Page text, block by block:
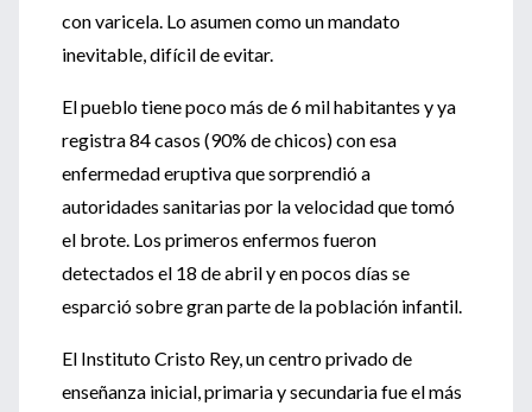
con varicela. Lo asumen como un mandato
inevitable, difícil de evitar.
El pueblo tiene poco más de 6 mil habitantes y ya
registra 84 casos (90% de chicos) con esa
enfermedad eruptiva que sorprendió a
autoridades sanitarias por la velocidad que tomó
el brote. Los primeros enfermos fueron
detectados el 18 de abril y en pocos días se
esparció sobre gran parte de la población infantil.
El Instituto Cristo Rey, un centro privado de
enseñanza inicial, primaria y secundaria fue el más